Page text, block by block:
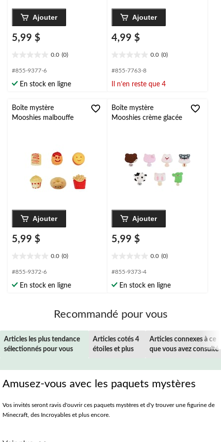
Ajouter
5,99 $
0.0 (0)
étoile(s)
5.
#855-9377-6
En stock en ligne
Ajouter
4,99 $
0.0 (0)
étoile(s)
5.
#855-7763-8
Il n’en reste que 4
Boîte mystère
Mooshies malbouffe
Ajouter
5,99 $
0.0 (0)
étoile(s)
5.
#855-9372-6
En stock en ligne
Boîte mystère
Mooshies crème glacée
Ajouter
5,99 $
0.0 (0)
étoile(s)
5.
#855-9373-4
En stock en ligne
Recommandé pour vous
Articles les plus tendance
sélectionnés pour vous
Articles cotés 4
étoiles et plus
Articles connexes à ce
que vous avez consulté
Amusez-vous avec les paquets mystères
Vos invités seront ravis d'ouvrir ces paquets mystères et d'y trouver une figurine de
Minecraft, des Incroyables et plus encore.